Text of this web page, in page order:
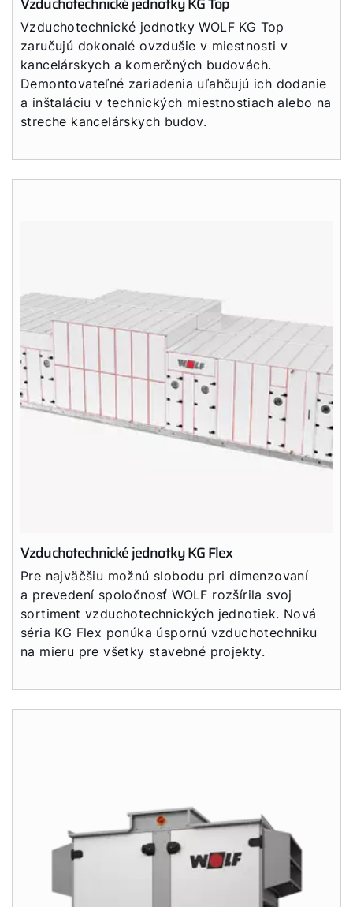
Vzduchotechnické jednotky WOLF KG Top
zaručujú dokonalé ovzdušie v miestnosti v
kancelárskych a komerčných budovách.
Demontovateľné zariadenia uľahčujú ich dodanie
a inštaláciu v technických miestnostiach alebo na
streche kancelárskych budov.
Vzduchotechnické jednotky KG Flex
Pre najväčšiu možnú slobodu pri dimenzovaní
a prevedení spoločnosť WOLF rozšírila svoj
sortiment vzduchotechnických jednotiek. Nová
séria KG Flex ponúka úspornú vzduchotechniku
na mieru pre všetky stavebné projekty.
WOLF Akadémia